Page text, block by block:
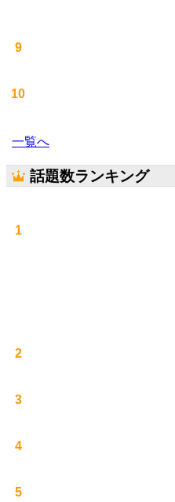
9
10
一覧へ
話題数ランキング
1
2
3
4
5